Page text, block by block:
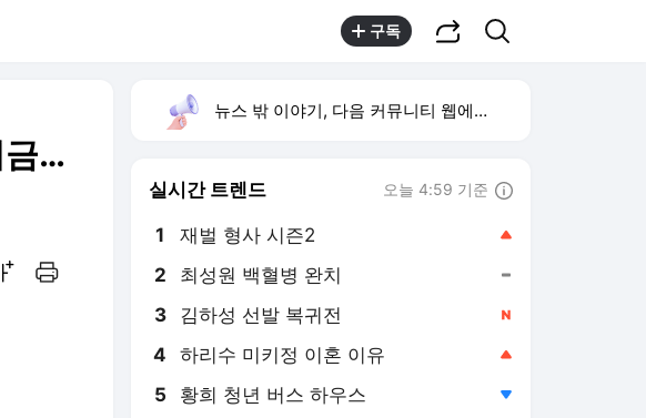
구독
금…
뉴스 밖 이야기, 다음 커뮤니티 웹에서 보기
실시간 트렌드 오늘 4:59 기준
1 재벌 형사 시즌2
2 최성원 백혈병 완치
3 김하성 선발 복귀전
4 하리수 미키정 이혼 이유
5 황희 청년 버스 하우스